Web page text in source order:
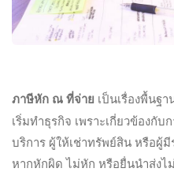
ภาษีหัก ณ ที่จ่าย เป็นเรื่องพื้นฐ
เริ่มทำธุรกิจ เพราะเกี่ยวข้องกับ
บริการ ผู้ให้เช่าทรัพย์สิน หรือผู้
หากหักผิด ไม่หัก หรือยื่นนำส่งไ